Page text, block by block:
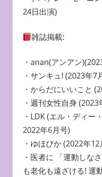
24日出演)
雑誌掲載:
・anan(アンアン
・サンキュ! (2023年
・からだにいいこと
・週刊女性自身
・LDK (エル・ディー
2022年6月号)
・ゆほびか (2022年
・医者に 「運動しな
も老化も遠ざける! 運